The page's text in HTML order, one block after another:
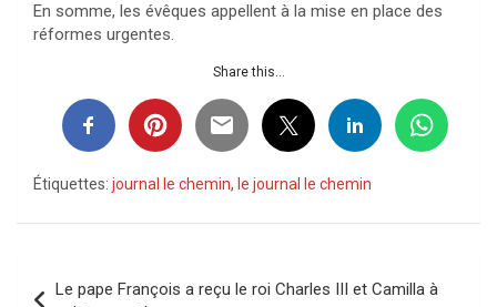
En somme, les évêques appellent à la mise en place des
réformes urgentes.
Share this...
Étiquettes: journal le chemin, le journal le chemin
Le pape François a reçu le roi Charles III et Camilla à